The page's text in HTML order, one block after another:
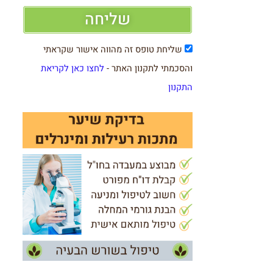
שליחת טופס זה מהווה אישור שקראתי
והסכמתי לתקנון האתר - לחצו כאן לקריאת
התקנון
שליחה